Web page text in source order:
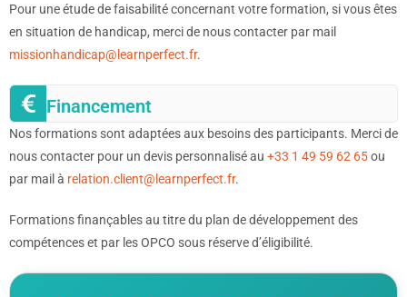
Pour une étude de faisabilité concernant votre formation, si vous êtes
en situation de handicap, merci de nous contacter par mail
missionhandicap@learnperfect.fr.
Financement
Nos formations sont adaptées aux besoins des participants. Merci de
nous contacter pour un devis personnalisé au +33 1 49 59 62 65ou
par mail à relation.client@learnperfect.fr.
Formations finançables au titre du plan de développement des
compétences et par les OPCO sous réserve d’éligibilité.